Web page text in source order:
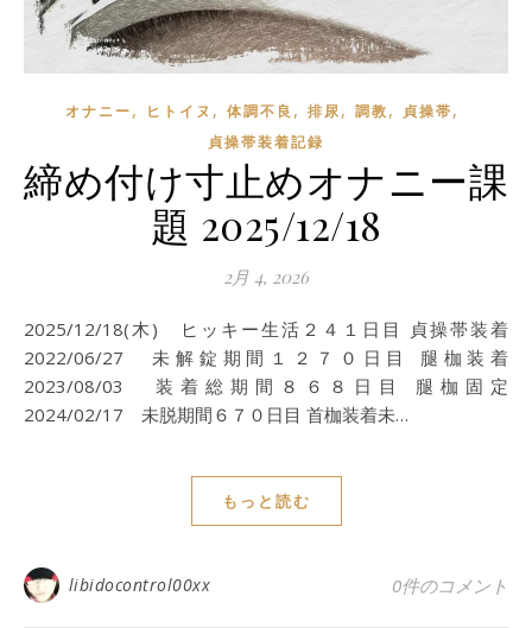
オナニー, ヒトイヌ , 体調不良 , 排尿, 調教, 貞操帯,
貞操帯装着記録
締め付け寸止めオナニー課
題 2025/12/18
2月 4, 2026
2025/12/18(木) ヒッキー生活２４１日目 貞操帯装着
2022/06/27 未解錠期間１２７０日目 腿枷装着
2023/08/03 装着総期間８６８日目 腿枷固定
2024/02/17 未脱期間６７０日目 首枷装着未…
もっと読む
libidocontrol00xx 0件のコメント